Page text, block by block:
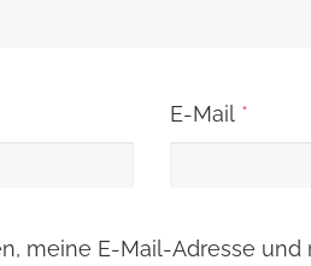
E-Mail *
meine E-Mail-Adresse